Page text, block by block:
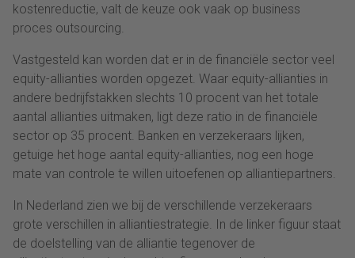
kostenreductie, valt de keuze ook vaak op business
proces outsourcing.
Vastgesteld kan worden dat er in de financiële sector veel
equity-allianties worden opgezet. Waar equity-allianties in
andere bedrijfstakken slechts 10 procent van het totale
aantal allianties uitmaken, ligt deze ratio in de financiële
sector op 35 procent. Banken en verzekeraars lijken,
getuige het hoge aantal equity-allianties, nog een hoge
mate van controle te willen uitoefenen op alliantiepartners.
In Nederland zien we bij de verschillende verzekeraars
grote verschillen in alliantiestrategie. In de linker figuur staat
de doelstelling van de alliantie tegenover de